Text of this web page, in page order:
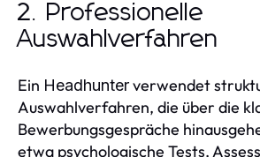
2. Professionelle
Auswahlverfahren
Ein Headhunterverwendet
Auswahlverfahren, die über die
Bewerbungsgespräche
etwa psychologische Tests,